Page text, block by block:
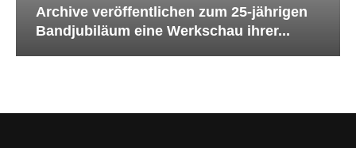
Archive veröffentlichen zum 25-jährigen
Bandjubiläum eine Werkschau ihrer...